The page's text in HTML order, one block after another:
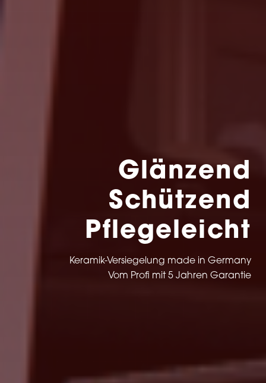
Glänzend
Schützend
Pflegeleicht
Keramik-Versiegelung made in Germany
Vom Profi mit 5 Jahren Garantie